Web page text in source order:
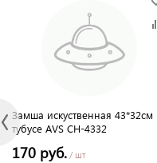
Замша искуственная 43*32см
тубусе AVS CH-4332
170 руб. / шт